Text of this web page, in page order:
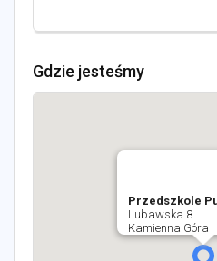
Gdzie jesteśmy
Przedszkole
Lubawska 8
Kamienna Góra